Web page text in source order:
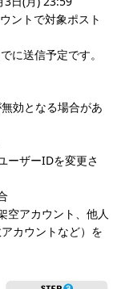
ントで対象ポスト
に送信予定です。
効となる場合があ
ーザーIDを変更さ
空アカウント、他人
カウントなど）を